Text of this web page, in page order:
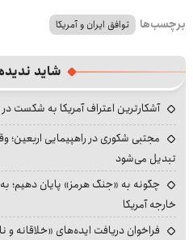
برچسب‌ها توافق ایران و آمریکا
شاید
آشکارترین اعتراف آمریکا به شکست در
مجتبی شکوری در راهپیمایی اربعین؛
تبدیل می‌شود
چگونه به «جنگ هرمز» پایان دهیم؛
خارجه آمریکا
فراخوان دریافت ایده‌های «خلاقانه و